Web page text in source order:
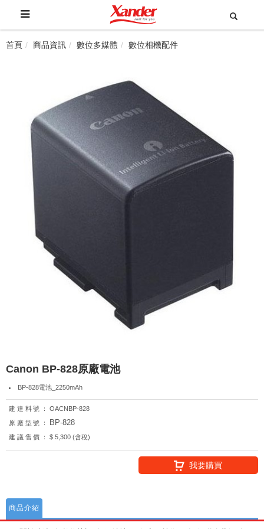
首頁 商品資訊 數位多媒體 數位相機配件
Canon BP-828原廠電池
BP-828電池_2250mAh
建達料號：
OACNBP-828
原廠型號：
BP-828
建議售價： $ 5,300 (含稅)
我要購買
商品介紹